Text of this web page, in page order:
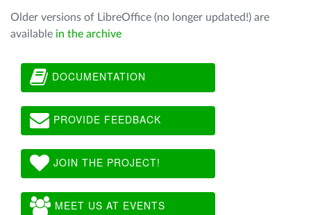
Older versions of LibreOffice (no longer updated!) are
available in the archive
DOCUMENTATION
PROVIDE FEEDBACK
JOIN THE PROJECT!
MEET US AT EVENTS